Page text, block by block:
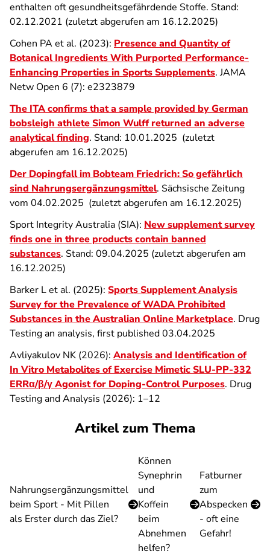
enthalten oft gesundheitsgefährdende Stoffe. Stand:
02.12.2021 (zuletzt abgerufen am 16.12.2025)
Cohen PA et al. (2023): Presence and Quantity of
Botanical Ingredients With Purported Performance-
Enhancing Properties in Sports Supplements. JAMA
Netw Open 6 (7): e2323879
The ITA confirms that a sample provided by German
bobsleigh athlete Simon Wulff returned an adverse
analytical finding. Stand: 10.01.2025 (zuletzt
abgerufen am 16.12.2025)
Der Dopingfall im Bobteam Friedrich: So gefährlich
sind Nahrungsergänzungsmittel. Sächsische Zeitung
vom 04.02.2025 (zuletzt abgerufen am 16.12.2025)
Sport Integrity Australia (SIA): New supplement survey
finds one in three products contain banned
substances. Stand: 09.04.2025 (zuletzt abgerufen am
16.12.2025)
Barker L et al. (2025): Sports Supplement Analysis
Survey for the Prevalence of WADA Prohibited
Substances in the Australian Online Marketplace. Drug
Testing an analysis, first published 03.04.2025
Avliyakulov NK (2026): Analysis and Identification of
In Vitro Metabolites of Exercise Mimetic SLU-PP-332
ERRα/β/γ Agonist for Doping-Control Purposes. Drug
Testing and Analysis (2026): 1–12
Artikel zum Thema
Nahrungsergänzungsmittel
beim Sport - Mit Pillen
als Erster durch das Ziel?
Können
Synephrin
und
Koffein
beim
Abnehmen
helfen?
Fatburner
zum
Abspecken
- oft eine
Gefahr!